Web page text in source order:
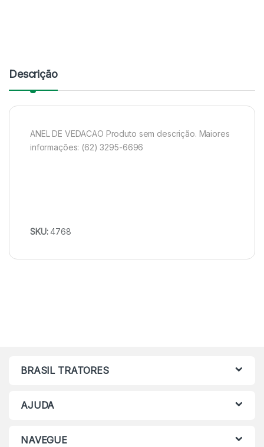
Descrição
ANEL DE VEDACAO Produto sem descrição. Maiores
informações: (62) 3295-6696
SKU:4768
BRASIL TRATORES
AJUDA
NAVEGUE